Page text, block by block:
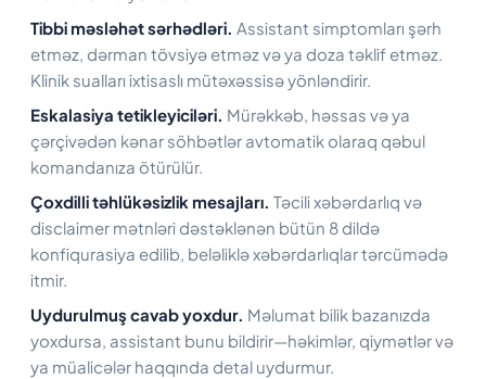
Tibbi məsləhət sərhədləri. Assistant simptomları şərh
etməz, dərman tövsiyə etməz və ya doza təklif etməz.
Klinik sualları ixtisaslı mütəxəssisə yönləndirir.
Eskalasiya tetikleyiciləri. Mürəkkəb, həssas və ya
çərçivədən kənar söhbətlər avtomatik olaraq qəbul
komandanıza ötürülür.
Çoxdilli təhlükəsizlik mesajları. Təcili xəbərdarlıq və
disclaimer mətnləri dəstəklənən bütün 8 dildə
konfiqurasiya edilib, beləliklə xəbərdarlıqlar tərcümədə
itmir.
Uydurulmuş cavab yoxdur. Məlumat bilik bazanızda
yoxdursa, assistant bunu bildirir—həkimlər, qiymətlər və
ya müalicələr haqqında detal uydurmur.